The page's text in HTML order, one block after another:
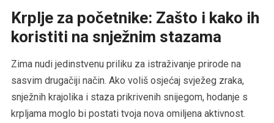
Krplje za početnike: Zašto i kako ih
koristiti na snježnim stazama
Zima nudi jedinstvenu priliku za istraživanje prirode na
sasvim drugačiji način. Ako voliš osjećaj svježeg zraka,
snježnih krajolika i staza prikrivenih snijegom, hodanje s
krpljama moglo bi postati tvoja nova omiljena aktivnost.